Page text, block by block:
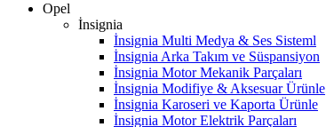
Opel
İnsignia
İnsignia Multi Medya & Ses Sisteml
İnsignia Arka Takım ve Süspansiyon
İnsignia Motor Mekanik Parçaları
İnsignia Modifiye & Aksesuar Ürünle
İnsignia Karoseri ve Kaporta Ürünle
İnsignia Motor Elektrik Parçaları